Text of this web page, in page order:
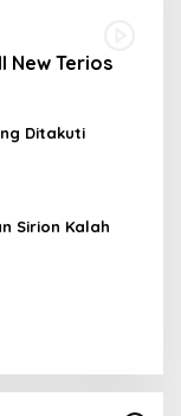
New Terios
Ditakuti
Sirion Kalah